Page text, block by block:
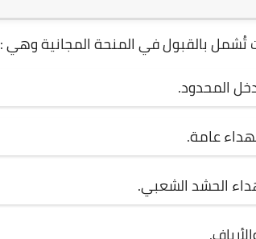
بالقبول في المنحة المجانية وهي :
المحدود.
عامة.
الحشد الشعبي.